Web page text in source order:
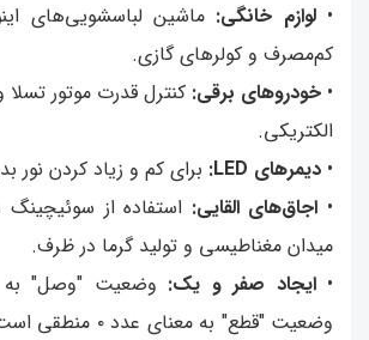
•لوازم خانگی: ماشین لباسشویی‌های
کم‌مصرف و کولرهای گازی.
• خودروهای برقی: کنترل قدرت موتور
الکتریکی.
• دیمرهای LED:
برای کم و زیاد کردن نور
• اجاق‌های القایی: استفاده از
میدان مغناطیسی و تولید گرما در ظرف.
•ایجاد صفر و یک:
وضعیت "قطع" به